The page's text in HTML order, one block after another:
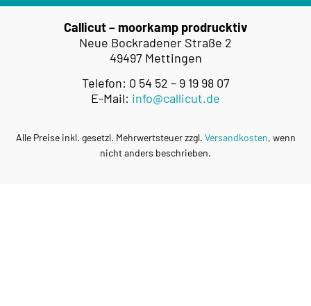
Callicut – moorkamp prodrucktiv
Neue Bockradener Straße 2
49497 Mettingen
Telefon: 0 54 52 – 9 19 98 07
E-Mail: info@callicut.de
Alle Preise inkl. gesetzl. Mehrwertsteuer zzgl. Versandkosten, wenn
nicht anders beschrieben.